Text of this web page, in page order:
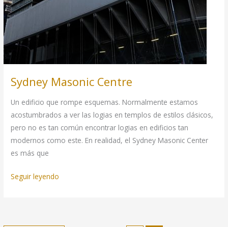
Sydney Masonic Centre
Un edificio que rompe esquemas. Normalmente estamos
acostumbrados a ver las logias en templos de estilos clásicos,
pero no es tan común encontrar logias en edificios tan
modernos como este. En realidad, el Sydney Masonic Center
es más que
Sydney
Seguir leyendo